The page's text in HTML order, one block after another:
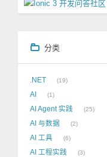
分类
.NET 19
AI 1
AI Agent 实践 25
AI 与数据 2
AI 工具 6
AI 工程实践 3